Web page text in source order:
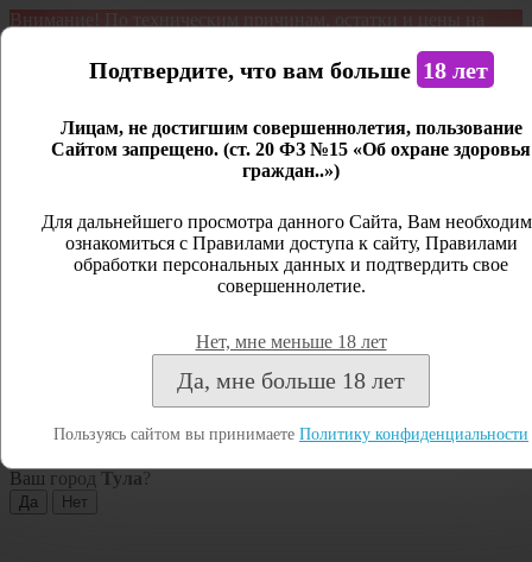
Внимание! По техническим причинам, остатки и цены на
является демонстрационным. Дистанционная продажа не
Открыть сайдбар
Личный кабинет
Закрыть
Посмотреть все результаты
Ваш город Тула ?
Подтвердите, что вам больше 18 лет
Лицам, не достигшим совершеннолетия, пользование
Сайтом запрещено. (ст. 20 ФЗ №15 «Об охране здоровья
граждан..»)
Для дальнейшего просмотра данного Сайта, Вам
ознакомиться с Правилами доступа к сайту, Правилами
обработки персональных данных и подтвердить свое
совершеннолетие.
Нет, мне меньше 18 лет
Да, мне больше 18 лет
Пользуясь сайтом вы принимаете Политику конфиденциальности